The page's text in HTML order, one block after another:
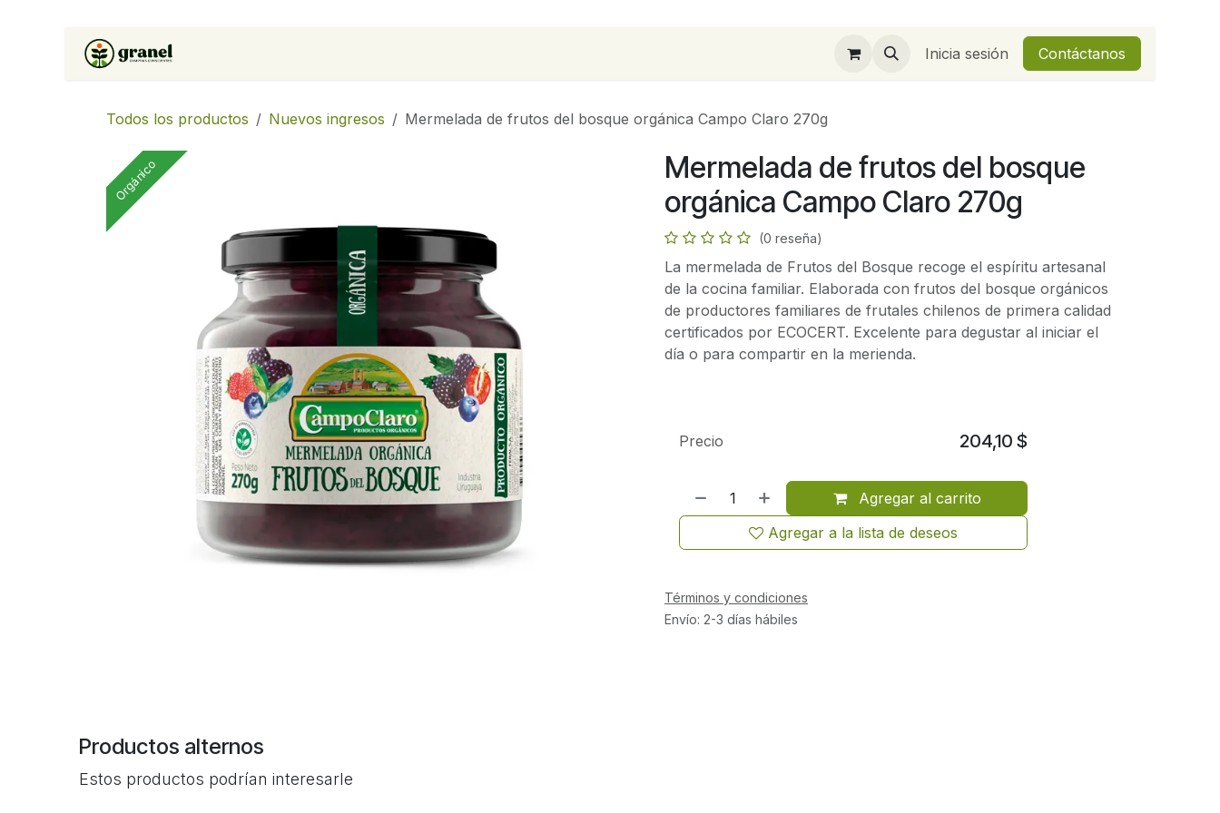
Ir al contenido
Inicia sesión Contáctanos
Todos los productos Nuevos ingresos Mermelada de frutos del bosque orgánica Campo Claro 270g
Orgánico
Mermelada de frutos del bosque
orgánica Campo Claro 270g
(0 reseña)
La mermelada de Frutos del Bosque recoge el espíritu artesanal
de la cocina familiar. Elaborada con frutos del bosque orgánicos
de productores familiares de frutales chilenos de primera calidad
certificados por ECOCERT. Excelente para degustar al iniciar el
día o para compartir en la merienda.
Agregar al carrito
Agregar a la lista de deseos
Precio 204,10 $
Términos y condiciones
Envío: 2-3 días hábiles
Productos alternos
Estos productos podrían interesarle